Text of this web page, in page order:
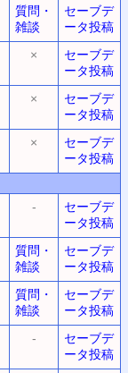
質問・
雑談
セーブデ
ータ投稿
×
セーブデ
ータ投稿
×
セーブデ
ータ投稿
×
セーブデ
ータ投稿
-
セーブデ
ータ投稿
質問・
雑談
セーブデ
ータ投稿
質問・
雑談
セーブデ
ータ投稿
-
セーブデ
ータ投稿